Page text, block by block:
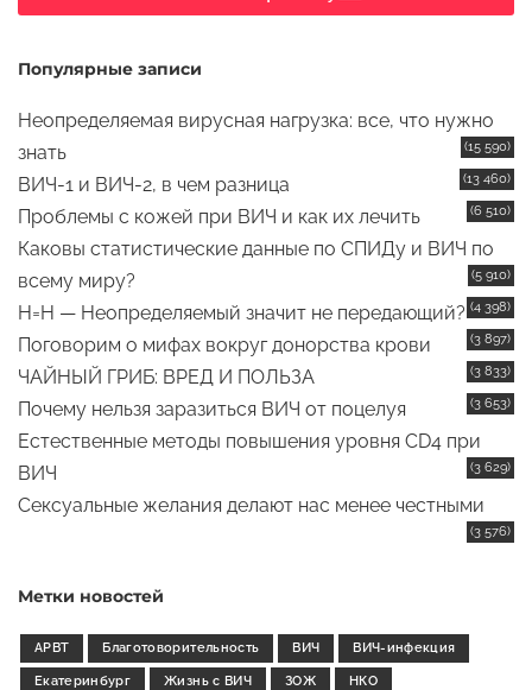
Популярные записи
Неопределяемая вирусная нагрузка: все, что нужно
знать
(15 590)
ВИЧ-1 и ВИЧ-2, в чем разница (13 460)
Проблемы с кожей при ВИЧ и как их лечить (6 510)
Каковы статистические данные по СПИДу и ВИЧ по
всему миру?
(5 910)
Н=Н — Неопределяемый значит не передающий? (4 398)
Поговорим о мифах вокруг донорства крови (3 897)
ЧАЙНЫЙ ГРИБ: ВРЕД И ПОЛЬЗА (3 833)
Почему нельзя заразиться ВИЧ от поцелуя (3 653)
Естественные методы повышения уровня CD4 при
ВИЧ
(3 629)
Сексуальные желания делают нас менее честными
(3 576)
Метки новостей
АРВТ Благотоворительность ВИЧ ВИЧ-инфекция
Екатеринбург Жизнь с ВИЧ ЗОЖ НКО